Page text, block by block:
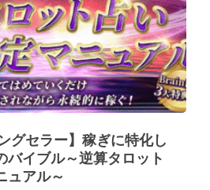
グセラー】稼ぎに特化し
バイブル～逆算タロット
ュアル～